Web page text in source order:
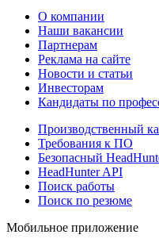
О компании
Наши вакансии
Партнерам
Реклама на сайте
Новости и статьи
Инвесторам
Кандидаты по
Производственный
Требования к ПО
Безопасный
HeadHunter API
Поиск работы
Поиск по резюме
Мобильное приложение